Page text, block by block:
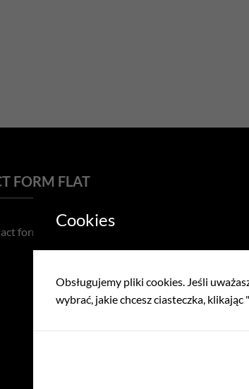
FORM FLAT
form here)
Cookies
Obsługujemy pliki cookies. Jeśli
wybrać, jakie chcesz ciasteczka, klikając